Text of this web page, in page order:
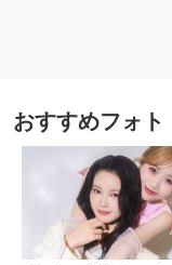
おすすめフォト